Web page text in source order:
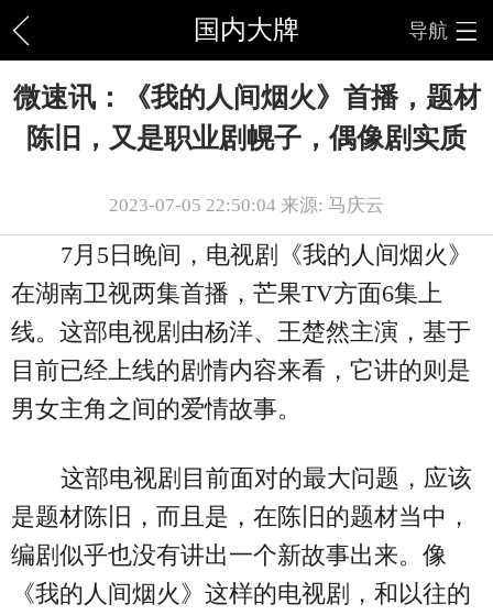
国内大牌 导航
微速讯：《我的人间烟火》首播，题材
陈旧，又是职业剧幌子，偶像剧实质
2023-07-05 22:50:04 来源: 马庆云
7月5日晚间，电视剧《我的人间烟火》
在湖南卫视两集首播，芒果TV方面6集上
线。这部电视剧由杨洋、王楚然主演，基于
目前已经上线的剧情内容来看，它讲的则是
男女主角之间的爱情故事。
这部电视剧目前面对的最大问题，应该
是题材陈旧，而且是，在陈旧的题材当中，
编剧似乎也没有讲出一个新故事出来。像
《我的人间烟火》这样的电视剧，和以往的